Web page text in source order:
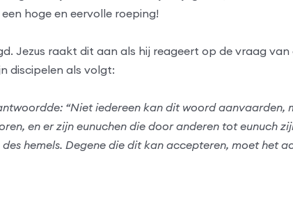
hoge en eervolle roeping!
Jezus raakt dit aan als hij reageert op de vraag van
discipelen als volgt:
“Niet iedereen kan dit woord aanvaarden,
en er zijn eunuchen die door anderen tot eunuch
hemels. Degene die dit kan accepteren, moet het